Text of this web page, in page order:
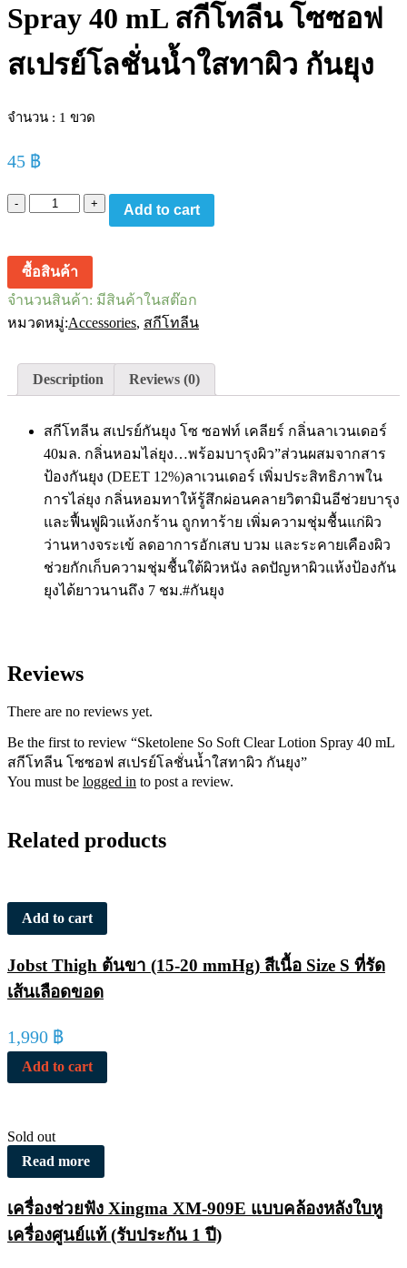
Spray 40 mL สกีโทลีน โซซอฟ
สเปรย์โลชั่นน้ำใสทาผิว กันยุง
จำนวน : 1 ขวด
45 ฿
Sketolene
So
Lotion
Spray
40
mL
สกี
ลีน
โซ
ซอฟ
เปรย์
โลชั่น
quantity
Add to cart
ซื้อสินค้า
จำนวนสินค้า: มีสินค้าในสต๊อก
หมวดหมู่:Accessories, สกีโทลีน
Description Reviews (0)
สกีโทลีน สเปรย์กันยุง โซ ซอฟท์ เคลียร์ กลิ่นลาเวนเดอร์
40มล. กลิ่นหอมไล่ยุง…พร้อมบารุงผิว”ส่วนผสมจากสาร
ป้องกันยุง (DEET 12%)ลาเวนเดอร์ เพิ่มประสิทธิภาพใน
การไล่ยุง กลิ่นหอมทาให้รู้สึกผ่อนคลายวิตามินอีช่วยบารุง
และฟื้นฟูผิวแห้งกร้าน ถูกทาร้าย เพิ่มความชุ่มชื้นแก่ผิว
ว่านหางจระเข้ ลดอาการอักเสบ บวม และระคายเคืองผิว
ช่วยกักเก็บความชุ่มชื้นใต้ผิวหนัง ลดปัญหาผิวแห้งป้องกัน
ยุงได้ยาวนานถึง 7 ชม.#กันยุง
Reviews
There are no reviews yet.
Be the first to review “Sketolene So Soft Clear Lotion Spray 40 mL
สกีโทลีน โซซอฟ สเปรย์โลชั่นน้ำใสทาผิว กันยุง”
You must be logged in to post a review.
Related products
Add to cart
Jobst Thigh ต้นขา (15-20 mmHg) สีเนื้อ Size S ที่รัด
เส้นเลือดขอด
1,990 ฿
Add to cart
Sold out
Read more
เครื่องช่วยฟัง Xingma XM-909E แบบคล้องหลังใบหู
เครื่องศูนย์แท้ (รับประกัน 1 ปี)